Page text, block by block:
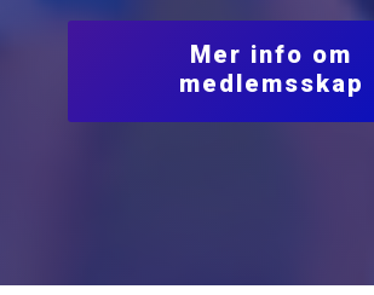
Mer info om
medlemsskap